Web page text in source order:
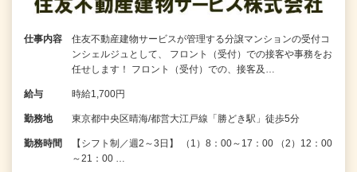
仕事内容
住友不動産建物サービスが管理する分譲マンションの受付コ
ンシェルジュとして、 フロント（受付）での接客や事務をお
任せします！ フロント（受付）での、接客及…
給与 時給1,700円
勤務地 東京都中央区晴海/都営大江戸線「勝どき駅」徒歩5分
勤務時間
【シフト制／週2～3日】 （1）8：00～17：00 （2）12：00
～21：00 …